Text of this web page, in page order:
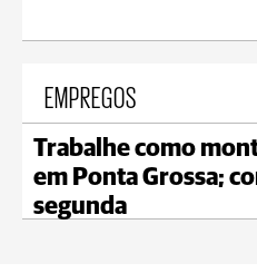
EMPREGOS
Trabalhe como
em Ponta Grossa;
segunda